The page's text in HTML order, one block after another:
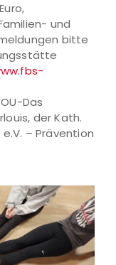
und
bitte
Das
der Kath.
– Prävention